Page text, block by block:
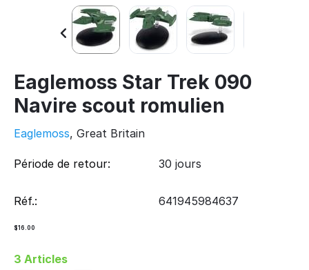
Eaglemoss Star Trek 090
Navire scout romulien
Eaglemoss, Great Britain
Période de retour: 30 jours
Réf.: 641945984637
$16.00
3 Articles